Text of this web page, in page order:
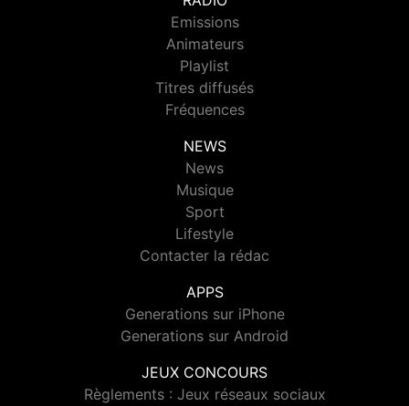
Emissions
Animateurs
Playlist
Titres diffusés
Fréquences
NEWS
News
Musique
Sport
Lifestyle
Contacter la rédac
APPS
Generations sur iPhone
Generations sur Android
JEUX CONCOURS
Règlements : Jeux réseaux sociaux